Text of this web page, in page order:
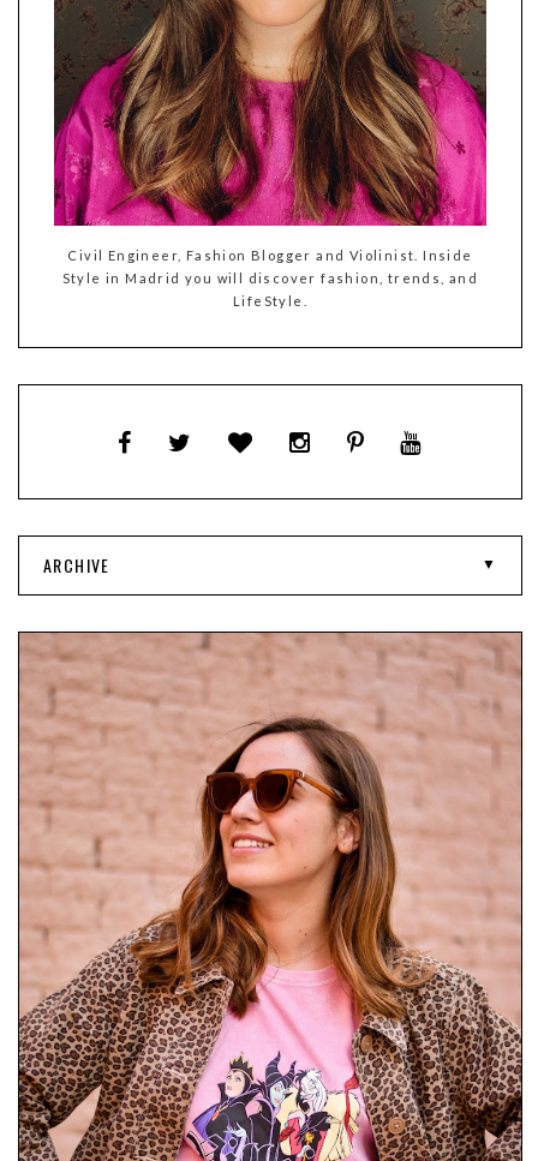
Civil Engineer, Fashion Blogger and Violinist. Inside
Style in Madrid you will discover fashion, trends, and
LifeStyle.
ARCHIVE